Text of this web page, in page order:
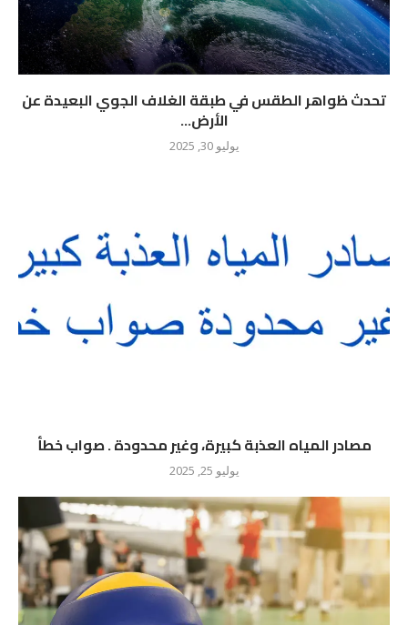
تحدث ظواهر الطقس في طبقة الغلاف الجوي البعيدة عن
الأرض...
يوليو 30, 2025
مصادر المياه العذبة كبيرة، وغير محدودة . صواب خطأ
يوليو 25, 2025